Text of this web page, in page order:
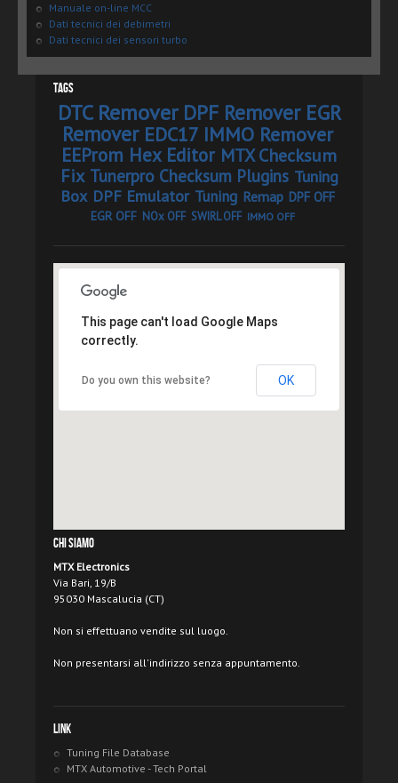
Manuale on-line MCC
Dati tecnici dei debimetri
Dati tecnici dei sensori turbo
Tags
DTC Remover DPF Remover EGR
Remover EDC17 IMMO Remover
EEProm Hex Editor MTX Checksum
Fix Tunerpro Checksum Plugins Tuning
Box DPF Emulator Tuning Remap DPF OFF
EGR OFF NOx OFF SWIRL OFF IMMO OFF
This page can't load Google Maps
correctly.
Do you own this website? OK
Chi Siamo
MTX Electronics
Via Bari, 19/B
95030 Mascalucia (CT)
Non si effettuano vendite sul luogo.
Non presentarsi all'indirizzo senza appuntamento.
Link
Tuning File Database
MTX Automotive - Tech Portal